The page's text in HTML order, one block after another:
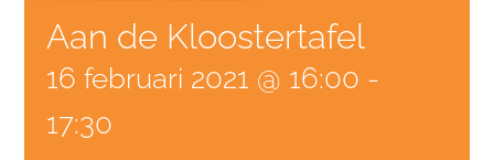
Aan de Kloostertafel
16 februari 2021 @ 16:00 -
17:30